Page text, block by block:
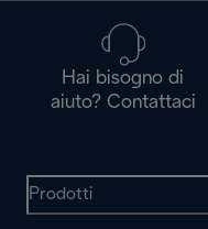
Hai bisogno di
aiuto? Contattaci
Prodotti